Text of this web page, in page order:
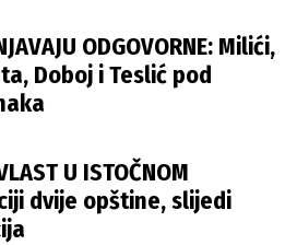
ODGOVORNE: Milići,
Doboj i Teslić pod
U ISTOČNOM
dvije opštine, slijedi